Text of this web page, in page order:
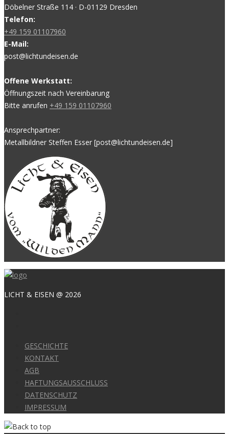
Döbelner Straße 114 · D-01129 Dresden
Telefon:
+49 159 01107960
E-Mail:
post@lichtundeisen.de
Offene Werkstatt:
Öffnungszeit nach Vereinbarung
Bitte anrufen +49 159 01107960
Ansprechpartner:
Metallbildner Steffen Esser [post@lichtundeisen.de]
LICHT & EISEN @ 2026
GESCHICHTE
KONTAKT
AGB
HAFTUNGSAUSSCHLUSS
DATENSCHUTZ
IMPRESSUM